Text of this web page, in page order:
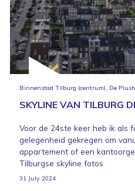
Binnenstad Tilburg (centrum), De
SKYLINE VAN TILBURG
Voor de 24ste keer heb ik als
gelegenheid gekregen om
appartement of een
Tilburgse skyline fotos
31 July 2024